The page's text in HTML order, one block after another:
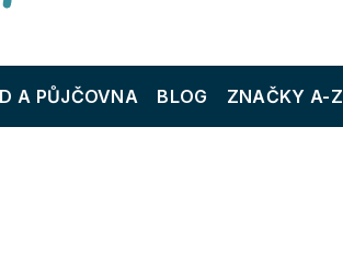
A PŮJČOVNA BLOG ZNAČKY A-Z